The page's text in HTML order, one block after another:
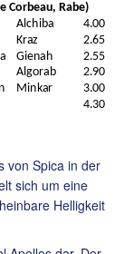
von Spica in der
sich um eine
Helligkeit